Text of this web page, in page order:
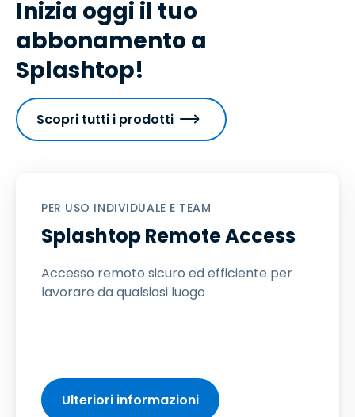
Inizia oggi il tuo
abbonamento a
Splashtop!
Scopri tutti i prodotti
PER USO INDIVIDUALE E TEAM
Splashtop Remote Access
Accesso remoto sicuro ed efficiente per
lavorare da qualsiasi luogo
Ulteriori informazioni